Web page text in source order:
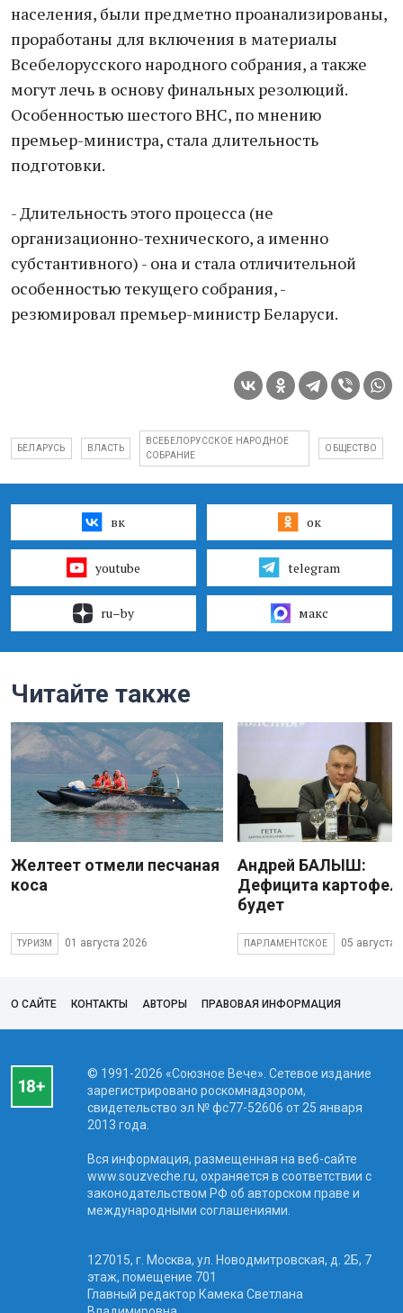
населения, были предметно проанализированы,
проработаны для включения в материалы
Всебелорусского народного собрания, а также
могут лечь в основу финальных резолюций.
Особенностью шестого ВНС, по мнению
премьер-министра, стала длительность
подготовки.
- Длительность этого процесса (не
организационно-технического, а именно
субстантивного) - она и стала отличительной
особенностью текущего собрания, -
резюмировал премьер-министр Беларуси.
БЕЛАРУСЬ ВЛАСТЬ
ВСЕБЕЛОРУССКОЕ НАРОДНОЕ
СОБРАНИЕ
ОБЩЕСТВО
вк ок
youtube telegram
ru–by макс
Читайте также
Желтеет отмели песчаная
коса
ТУРИЗМ 01 августа 2026
Андрей БАЛЫШ:
Дефицита
будет
ПАРЛАМЕНТСКОЕ 05 августа
О САЙТЕ КОНТАКТЫ АВТОРЫ ПРАВОВАЯ ИНФОРМАЦИЯ
© 1991-2026 «Союзное Вече». Сетевое издание
зарегистрировано роскомнадзором,
свидетельство эл № фc77-52606 от 25 января
2013 года.
Вся информация, размещенная на веб-сайте
www.souzveche.ru, охраняется в соответствии с
законодательством РФ об авторском праве и
международными соглашениями.
127015, г. Москва, ул. Новодмитровская, д. 2Б, 7
этаж, помещение 701
Главный редактор Камека Светлана